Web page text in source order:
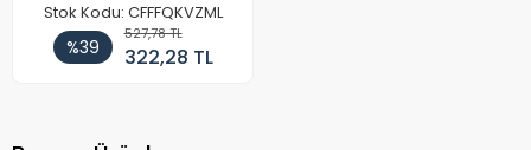
Stok Kodu: CFFFQKVZML
%39
527,78 TL
322,28 TL